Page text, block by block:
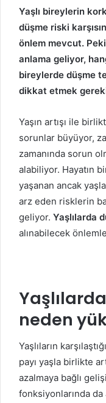
Yaşlı bireylerin
düşme riski
önlem mevcut.
anlama geliyor,
bireylerde düşme
dikkat etmek
Yaşın artışı ile
sorunlar büyüyor,
zamanında sorun
alabiliyor. Hayatın
yaşanan ancak
arz eden risklerin
geliyor. Yaşlılarda
alınabilecek
neden
Yaşlıların
payı yaşla birlikte
azalmaya bağlı
fonksiyonlarında da